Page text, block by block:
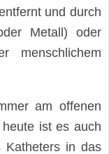
und durch
Metall) oder
menschlichem
am offenen
ist es auch
Katheters in das